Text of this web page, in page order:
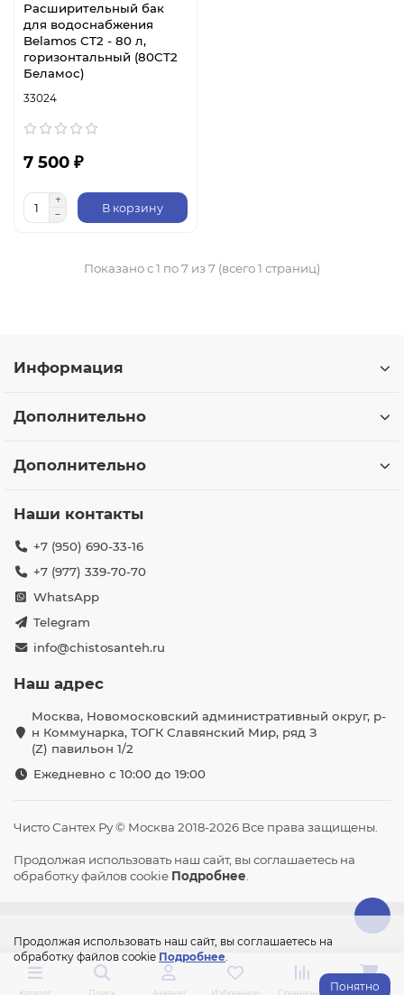
Расширительный бак
для водоснабжения
Belamos СT2 - 80 л,
горизонтальный (80CT2
Беламос)
33024
7 500 ₽
В корзину
Показано с 1 по 7 из 7 (всего 1 страниц)
Продолжая использовать наш сайт, вы соглашаетесь на
обработку файлов cookie Подробнее.
Понятно
Информация
Дополнительно
Дополнительно
Наши контакты
+7 (950) 690-33-16
+7 (977) 339-70-70
WhatsApp
Telegram
info@chistosanteh.ru
Наш адрес
Москва, Новомосковский административный округ, р-
н Коммунарка, ТОГК Славянский Мир, ряд З
(Z) павильон 1/2
Ежедневно с 10:00 до 19:00
Чисто Сантех Ру © Москва 2018-2026 Все права защищены.
Продолжая использовать наш сайт, вы соглашаетесь на
обработку файлов cookie Подробнее
Каталог Поиск Аккаунт Избранное Сравнение Корзина